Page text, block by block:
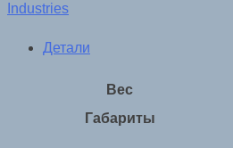
Industries
Детали
Вес
Габариты